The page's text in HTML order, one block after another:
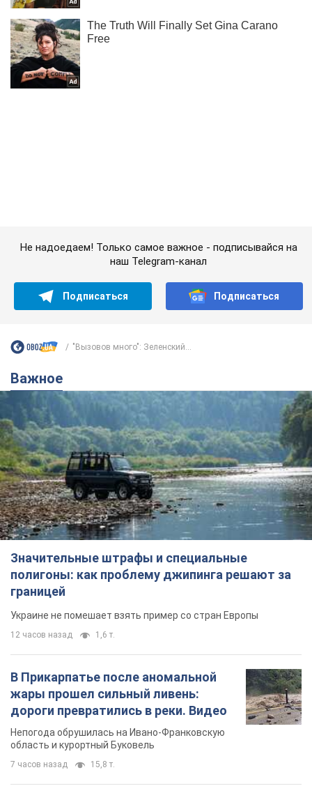
Важное
Значительные штрафы и специальные
полигоны: как проблему джипинга решают за
границей
Украине не помешает взять пример со стран Европы
12 часов назад 1,6 т.
В Прикарпатье после аномальной
жары прошел сильный ливень:
дороги превратились в реки. Видео
Непогода обрушилась на Ивано-Франковскую
Женщине начислили 729 тыс. грн
долга за газ из-за показаний
неисправного счетчика: судья
вынес неожиданное решение
2 часа назад 30,0 т.